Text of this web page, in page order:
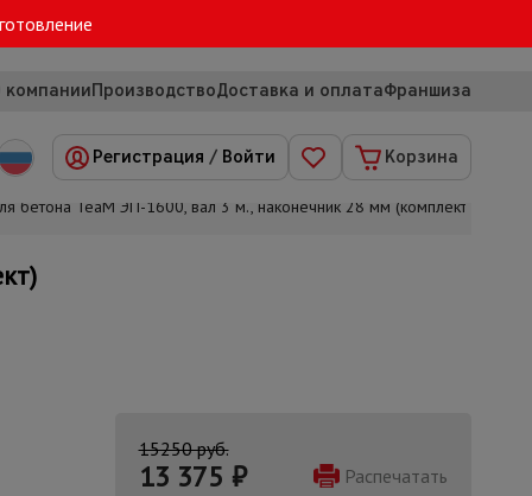
компанииПроизводствоДоставка и оплатаФраншиза
Регистрация / Войти Корзина
бетона TeaM ЭП-1600, вал 3 м., наконечник 28 мм (комплект)
15250 руб.
13 375 ₽
Распечатать